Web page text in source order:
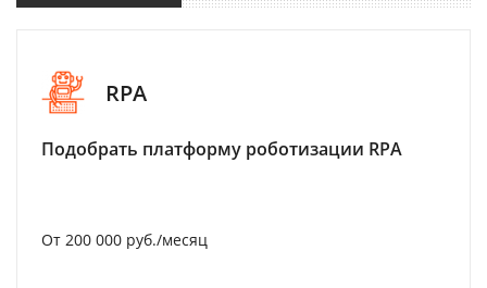
RPA
Подобрать платформу роботизации RPA
От 200 000 руб./месяц